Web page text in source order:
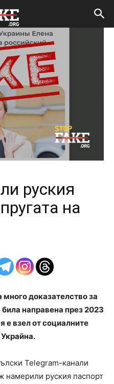
руския
на
доказателство за
направена през 2023
е взел от социалните
Telegram-канали
намерили руския паспорт